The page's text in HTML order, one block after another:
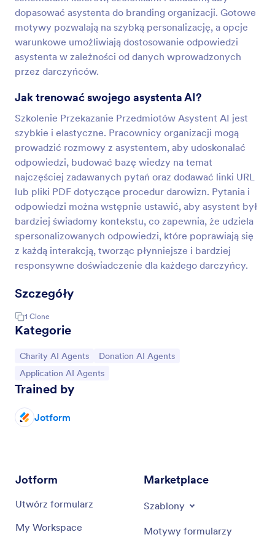
dopasować asystenta do branding organizacji. Gotowe
motywy pozwalają na szybką personalizację, a opcje
warunkowe umożliwiają dostosowanie odpowiedzi
asystenta w zależności od danych wprowadzonych
przez darczyńców.
Jak trenować swojego asystenta AI?
Szkolenie Przekazanie Przedmiotów Asystent AI jest
szybkie i elastyczne. Pracownicy organizacji mogą
prowadzić rozmowy z asystentem, aby udoskonalać
odpowiedzi, budować bazę wiedzy na temat
najczęściej zadawanych pytań oraz dodawać linki URL
lub pliki PDF dotyczące procedur darowizn. Pytania i
odpowiedzi można wstępnie ustawić, aby asystent był
bardziej świadomy kontekstu, co zapewnia, że udziela
spersonalizowanych odpowiedzi, które poprawiają się
z każdą interakcją, tworząc płynniejsze i bardziej
responsywne doświadczenie dla każdego darczyńcy.
Szczegóły
1 Clone
Kategorie
Go to Category:
Charity AI Agents Go to Category:
Donation AI Agents
Go to Category:
Application AI Agents
Trained by
Jotform
Jotform
Utwórz formularz
My Workspace
Marketplace
Szablony
Motywy formularzy